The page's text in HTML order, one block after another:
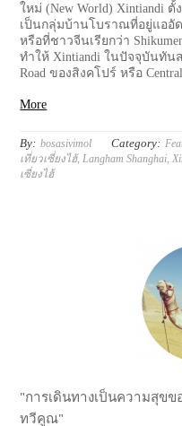
ใหม่ (New World) Xintiandi
เป็นกลุ่มบ้านโบราณที่อยู่แออั
หรือที่ชาวจีนเรียกว่า
ทำให้ Xintiandi ในปัจจุบันทัน
Road ของสิงคโปร์ หรือ
More
By: bosasivimol Category:
เที่ยวเซี่ยงไฮ้, Langham Shanghai
เซี่ยงไฮ้
"การเดินทางเป็นความสุข
ทวีคูณ"